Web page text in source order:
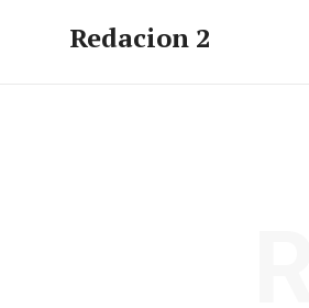
Redacion 2